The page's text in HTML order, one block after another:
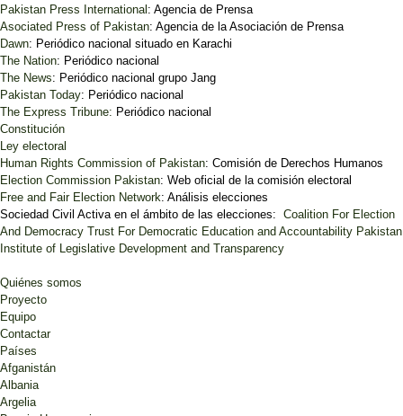
Pakistan Press International: Agencia de Prensa
Asociated Press of Pakistan: Agencia de la Asociación de Prensa
Dawn: Periódico nacional situado en Karachi
The Nation: Periódico nacional
The News: Periódico nacional grupo Jang
Pakistan Today: Periódico nacional
The Express Tribune: Periódico nacional
Constitución
Ley electoral
Human Rights Commission of Pakistan: Comisión de Derechos Humanos
Election Commission Pakistan: Web oficial de la comisión electoral
Free and Fair Election Network: Análisis elecciones
Sociedad Civil Activa en el ámbito de las elecciones: Coalition For Election
And Democracy Trust For Democratic Education and Accountability Pakistan
Institute of Legislative Development and Transparency
Quiénes somos
Proyecto
Equipo
Contactar
Países
Afganistán
Albania
Argelia